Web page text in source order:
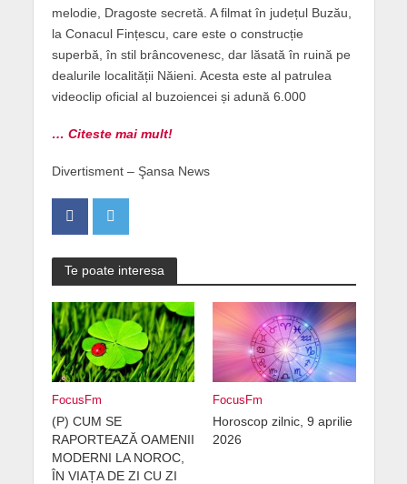
melodie, Dragoste secretă. A filmat în județul Buzău,
la Conacul Fințescu, care este o construcție
superbă, în stil brâncovenesc, dar lăsată în ruină pe
dealurile localității Năieni. Acesta este al patrulea
videoclip oficial al buzoiencei și adună 6.000
… Citeste mai mult!
Divertisment – Şansa News
Te poate interesa
FocusFm
(P) CUM SE
RAPORTEAZĂ OAMENII
MODERNI LA NOROC,
ÎN VIAȚA DE ZI CU ZI
FocusFm
Horoscop zilnic, 9 aprilie
2026